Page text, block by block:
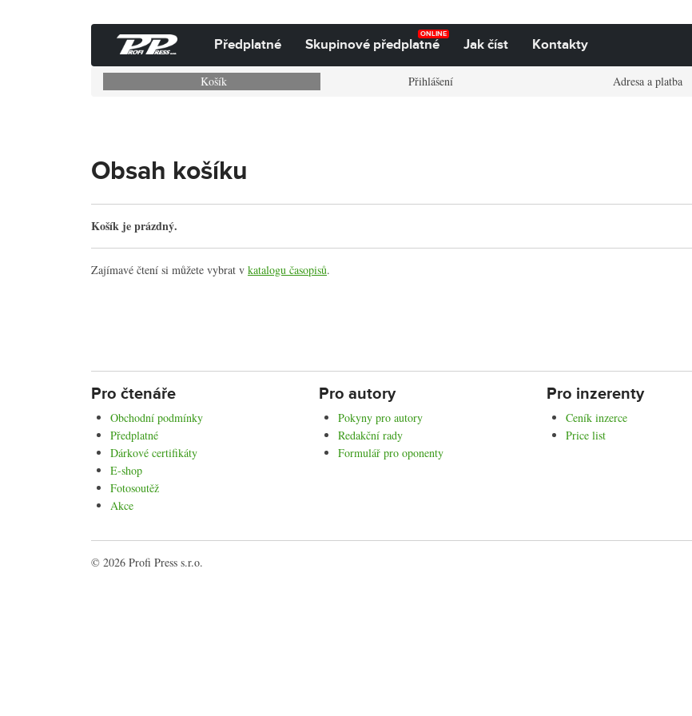
Předplatné
ONLINE
Skupinové předplatné Jak číst Kontakty
Košík Přihlášení Adresa a platba
Obsah košíku
Košík je prázdný.
Zajímavé čtení si můžete vybrat v katalogu časopisů.
Pro čtenáře
Obchodní podmínky
Předplatné
Dárkové certifikáty
E-shop
Fotosoutěž
Akce
Pro autory
Pokyny pro autory
Redakční rady
Formulář pro oponenty
Pro inzerenty
Ceník inzerce
Price list
© 2026 Profi Press s.r.o.